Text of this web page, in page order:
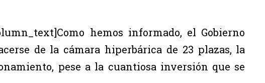
hemos informado, el Gobierno
de la cámara hiperbárica de 23 plazas, la
pese a la cuantiosa inversión que se